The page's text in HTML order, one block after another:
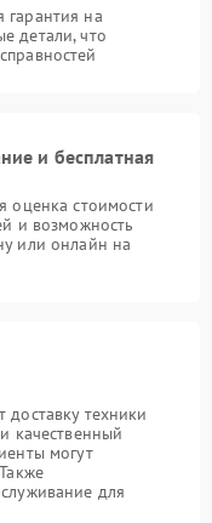
гарантия на
детали, что
и бесплатная
оценка стоимости
и возможность
или онлайн на
техники
качественный
могут
для